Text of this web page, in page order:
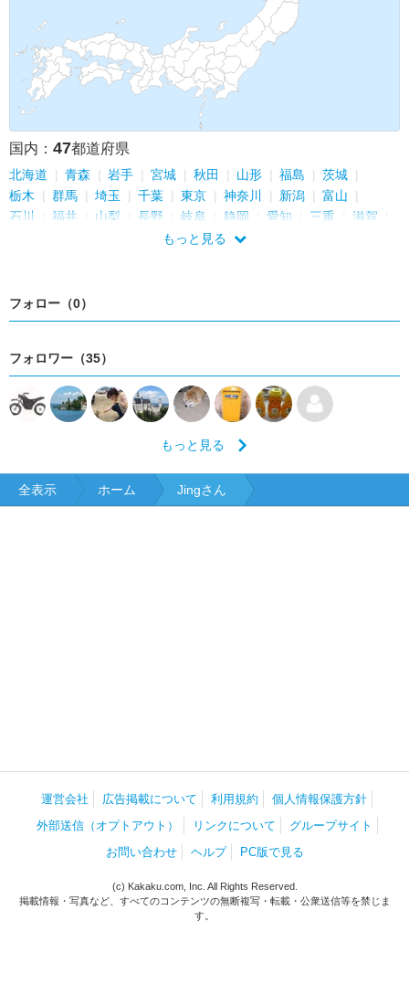
国内： 47都道府県
北海道 青森 岩手 宮城 秋田 山形 福島
茨城
栃木
群馬 埼玉 千葉 東京 神奈川 新潟
富山
石川
福井 山梨 長野 岐阜 静岡 愛知 三重
滋賀
和歌山 鳥取
もっと見る
フォロー（0）
フォロワー（35）
もっと見る
全表示 ホーム Jingさん
運営会社 広告掲載について 利用規約
個人情報保護方針
外部送信（オプトアウト）
リンクについて
グループサイト
お問い合わせ
ヘルプ PC版で見る
(c) Kakaku.com, Inc. All Rights Reserved.
掲載情報・写真など、すべてのコンテンツの無断複写・転載・公衆送信等を禁じま
す。